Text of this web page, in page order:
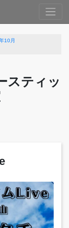
10月
スティッ